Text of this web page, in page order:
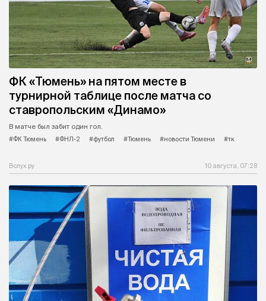
ФК «Тюмень» на пятом месте в
турнирной таблице после матча со
ставропольским «Динамо»
В матче был забит один гол.
#ФК Тюмень
#ФНЛ-2 #футбол #Тюмень #новости Тюмени #тк
Вслух.ру 10 августа, 07:28